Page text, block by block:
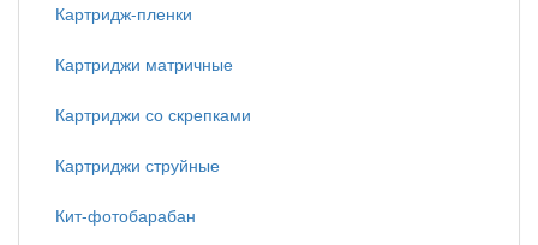
Картридж-пленки
Картриджи матричные
Картриджи со скрепками
Картриджи струйные
Кит-фотобарабан